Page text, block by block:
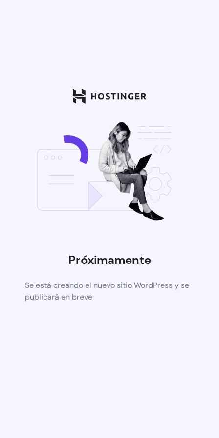
Próximamente
Se está creando el nuevo sitio WordPress y se
publicará en breve